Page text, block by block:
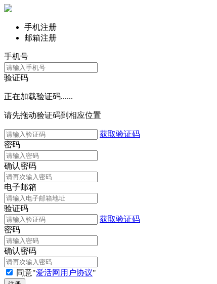
手机注册
邮箱注册
手机号
验证码
正在加载验证码......
请先拖动验证码到相应位置
获取验证码
密码
确认密码
电子邮箱
验证码
获取验证码
密码
确认密码
同意"爱活网用户协议"